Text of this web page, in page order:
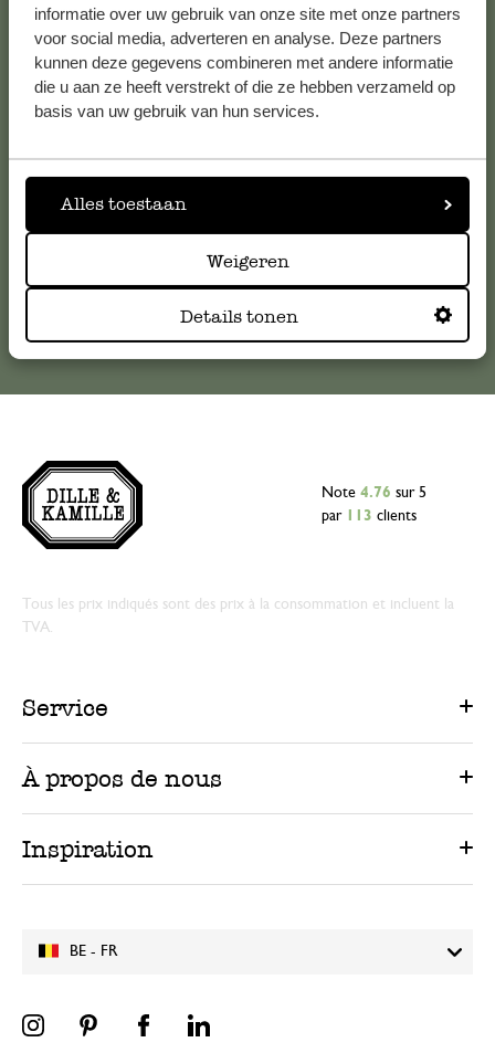
informatie over uw gebruik van onze site met onze partners
voor social media, adverteren en analyse. Deze partners
kunnen deze gegevens combineren met andere informatie
die u aan ze heeft verstrekt of die ze hebben verzameld op
basis van uw gebruik van hun services.
Alles toestaan
Weigeren
Details tonen
Service clientèle
Pour toute question ou demande de conseil ou d’aide,
veuillez contacter notre service clientèle. Ou retrouvez ici
serviceclientele@dille-kamille.com
BE - FR
Note 4.76 sur 5
par
113 clients
Tous les prix indiqués sont des prix à la consommation et incluent la
TVA.
Service
À propos de nous
Inspiration